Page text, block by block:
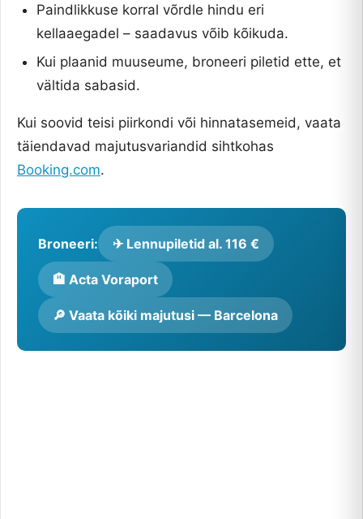
Paindlikkuse korral võrdle hindu eri
kellaaegadel – saadavus võib kõikuda.
Kui plaanid muuseume, broneeri piletid ette, et
vältida sabasid.
Kui soovid teisi piirkondi või hinnatasemeid, vaata
täiendavad majutusvariandid sihtkohas
Booking.com.
Broneeri: ✈ Lennupiletid al. 116 €
🏨 Acta Voraport
🔎 Vaata kõiki majutusi — Barcelona